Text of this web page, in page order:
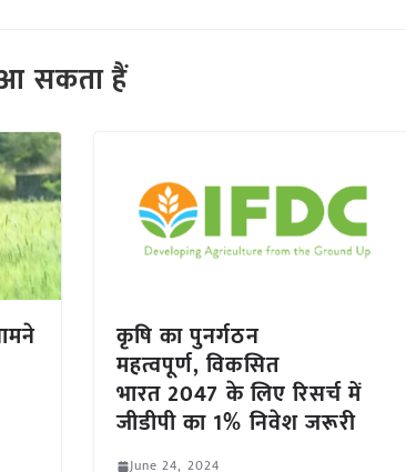
सकता हैं
कृषि का पुनर्गठन
महत्वपूर्ण, विकसित
भारत 2047 के लिए रिसर्च में
जीडीपी का 1% निवेश जरूरी
June 24, 2024